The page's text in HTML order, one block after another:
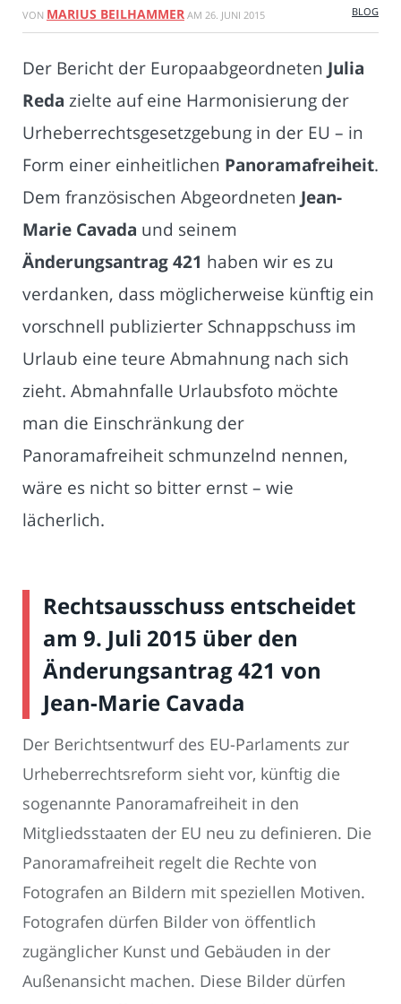
VON MARIUS BEILHAMMER AM 26. JUNI 2015 BLOG
Der Bericht der Europaabgeordneten Julia
Reda zielte auf eine Harmonisierung der
Urheberrechtsgesetzgebung in der EU – in
Form einer einheitlichen Panoramafreiheit.
Dem französischen Abgeordneten Jean-
Marie Cavada und seinem
Änderungsantrag 421 haben wir es zu
verdanken, dass möglicherweise künftig ein
vorschnell publizierter Schnappschuss im
Urlaub eine teure Abmahnung nach sich
zieht. Abmahnfalle Urlaubsfoto möchte
man die Einschränkung der
Panoramafreiheit schmunzelnd nennen,
wäre es nicht so bitter ernst – wie
lächerlich.
Rechtsausschuss entscheidet
am 9. Juli 2015 über den
Änderungsantrag 421 von
Jean-Marie Cavada
Der Berichtsentwurf des EU-Parlaments zur
Urheberrechtsreform sieht vor, künftig die
sogenannte Panoramafreiheit in den
Mitgliedsstaaten der EU neu zu definieren. Die
Panoramafreiheit regelt die Rechte von
Fotografen an Bildern mit speziellen Motiven.
Fotografen dürfen Bilder von öffentlich
zugänglicher Kunst und Gebäuden in der
Außenansicht machen. Diese Bilder dürfen